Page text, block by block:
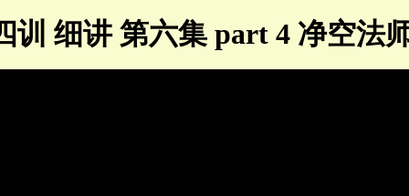
训 细讲 第六集 part 4 净空法